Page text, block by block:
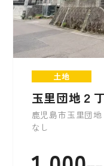
土地
玉里団地２
鹿児島市玉里団
なし